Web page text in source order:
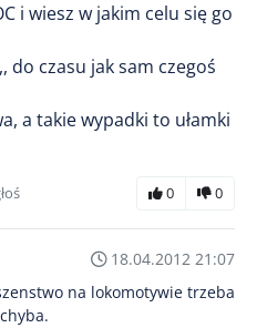
i wiesz w jakim celu się go
do czasu jak sam czegoś
a takie wypadki to ułamki
0 0
18.04.2012 21:07
na lokomotywie trzeba